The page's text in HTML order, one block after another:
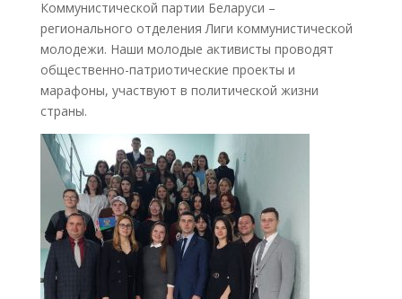
Коммунистической партии Беларуси –
регионального отделения Лиги коммунистической
молодежи. Наши молодые активисты проводят
общественно-патриотические проекты и
марафоны, участвуют в политической жизни
страны.